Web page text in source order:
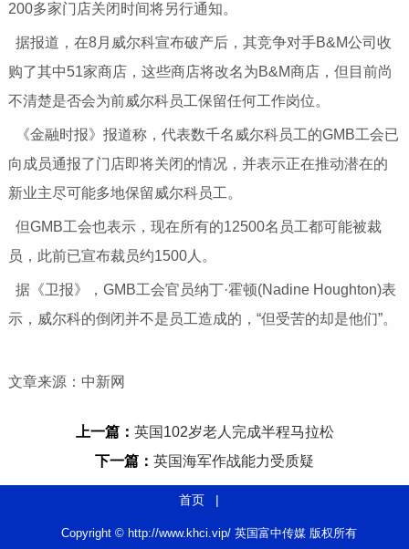
200多家门店关闭时间将另行通知。
据报道，在8月威尔科宣布破产后，其竞争对手B&M公司收
购了其中51家商店，这些商店将改名为B&M商店，但目前尚
不清楚是否会为前威尔科员工保留任何工作岗位。
《金融时报》报道称，代表数千名威尔科员工的GMB工会已
向成员通报了门店即将关闭的情况，并表示正在推动潜在的
新业主尽可能多地保留威尔科员工。
但GMB工会也表示，现在所有的12500名员工都可能被裁
员，此前已宣布裁员约1500人。
据《卫报》，GMB工会官员纳丁·霍顿(Nadine Houghton)表
示，威尔科的倒闭并不是员工造成的，“但受苦的却是他们”。
文章来源：中新网
上一篇： 英国102岁老人完成半程马拉松
下一篇： 英国海军作战能力受质疑
首页 |
Copyright © http://www.khci.vip/ 英国富中传媒 版权所有